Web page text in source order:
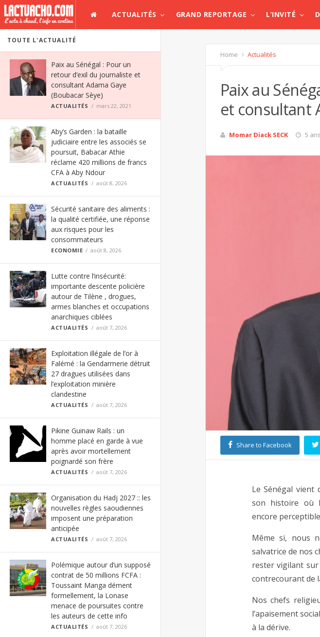
ACTUALITÉS GRAND REPORTAGE L’INVITÉ
TOUTE L'ACTUALITÉ
Paix au Sénégal : Pour un
retour d’exil du journaliste et
consultant Adama Gaye
(Boubacar Sèye)
ACTUALITÉS mars 22, 2021
Aby’s Garden : la bataille
judiciaire entre les associés se
poursuit, Babacar Athie
réclame 420 millions de francs
CFA à Aby Ndour
ACTUALITÉS août 8, 2026
Sécurité sanitaire des aliments :
la qualité certifiée, une réponse
aux risques pour les
consommateurs
ECONOMIE août 8, 2026
Lutte contre l’insécurité:
importante descente policière
autour de Tilène , drogues,
armes blanches et occupations
anarchiques ciblées
ACTUALITÉS août 7, 2026
Exploitation illégale de l’or à
Falémé : la Gendarmerie détruit
27 dragues utilisées dans
l’exploitation minière
clandestine
ACTUALITÉS août 7, 2026
Pikine Guinaw Rails : un
homme placé en garde à vue
après avoir mortellement
poignardé son frère
ACTUALITÉS août 7, 2026
Organisation du Hadj 2027 :: les
nouvelles règles saoudiennes
imposent une préparation
anticipée
ACTUALITÉS août 7, 2026
Polémique autour d’un supposé
contrat de 50 millions FCFA :
Toussaint Manga dément
formellement, la Lonase
menace de poursuites contre
les auteurs de cette info
ACTUALITÉS août 7, 2026
Home Actualités
Paix au
et consultant
Momar Diack SECK 5
Share to Facebook
Le Sénégal
son histoire où
encore
Même si, nous
salvatrice de nos
rester vigilant
contrecourant de
Nos chefs
l’apaisement
à la dérive.